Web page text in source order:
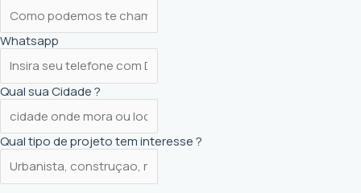
Whatsapp
Qual sua Cidade ?
Qual tipo de projeto tem interesse ?